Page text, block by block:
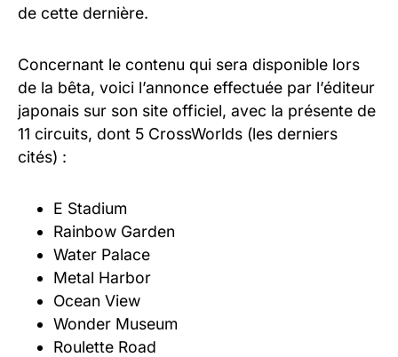
de cette dernière.
Concernant le contenu qui sera disponible lors
de la bêta, voici l’annonce effectuée par l’éditeur
japonais sur son site officiel, avec la présente de
11 circuits, dont 5 CrossWorlds (les derniers
cités) :
E Stadium
Rainbow Garden
Water Palace
Metal Harbor
Ocean View
Wonder Museum
Roulette Road